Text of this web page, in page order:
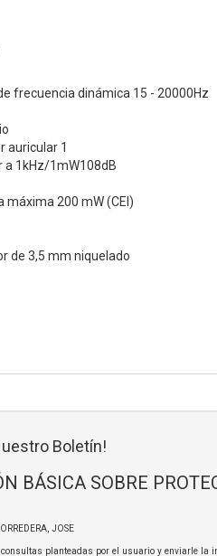
frecuencia dinámica 15 - 20000Hz
auricular 1
a 1kHz/1mW108dB
máxima 200 mW (CEI)
de 3,5 mm niquelado
Boletín!
BÁSICA SOBRE
JOSE
consultas planteadas por el usuario y enviarle la